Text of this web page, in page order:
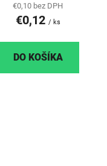
€0,10 bez DPH
€0,12 / ks
DO KOŠÍKA